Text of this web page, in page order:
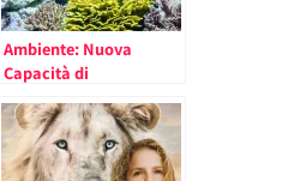
Ambiente: Nuova
Capacità di
ai Cambiamenti
Antropogenici Messa in
Evidenza a Monaco